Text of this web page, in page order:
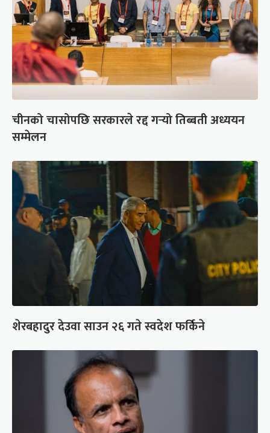
चीनको चासोपछि सरकारले रद्द गर्‍यो तिब्बती अध्ययन
सम्मेलन
शेरबहादुर देउवा साउन २६ गते स्वदेश फर्किने